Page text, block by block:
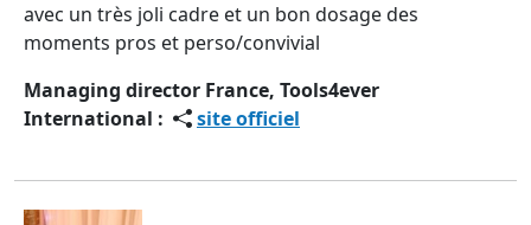
avec un très joli cadre et un bon dosage des
moments pros et perso/convivial
Managing director France, Tools4ever
International :
site officiel